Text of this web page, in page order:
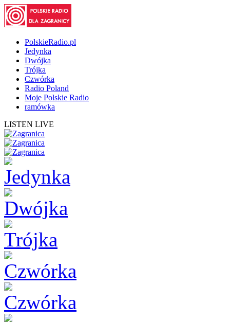
PolskieRadio.pl
Jedynka
Dwójka
Trójka
Czwórka
Radio Poland
Moje Polskie Radio
ramówka
LISTEN LIVE